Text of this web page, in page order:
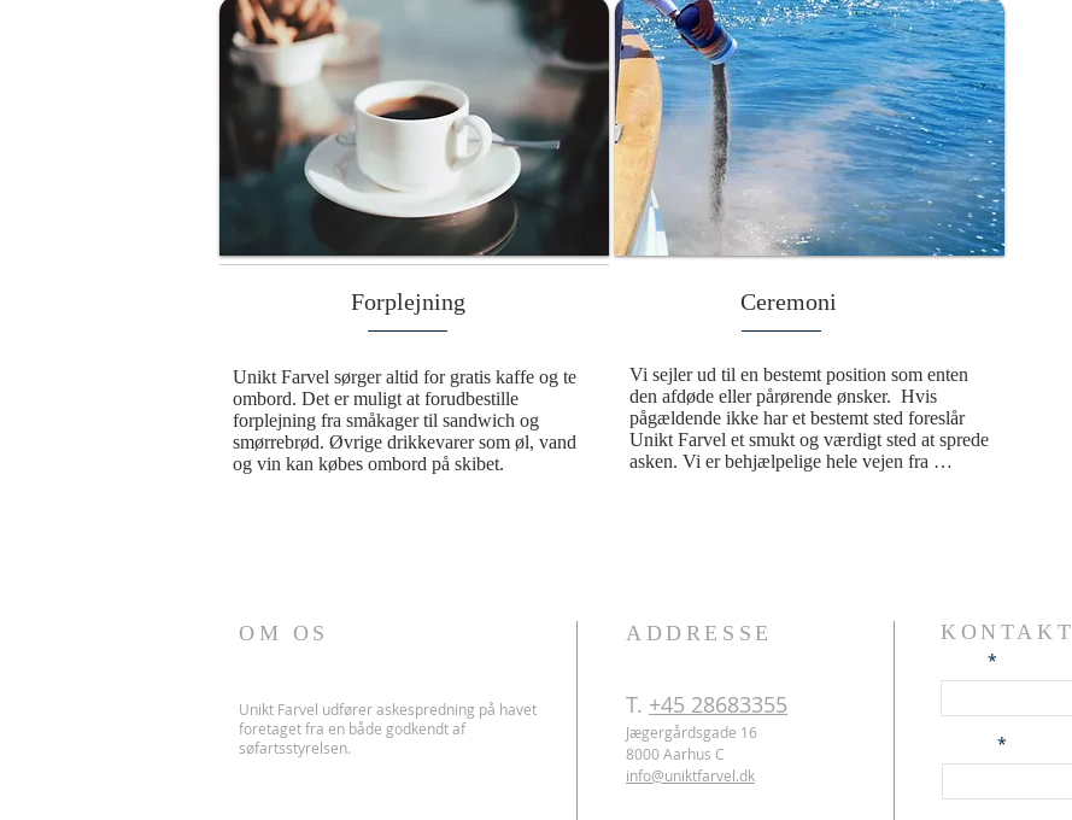
som vugge bliver mindet om den afdøde en del
af havets evige rytme, hvilket skaber en varig
forbindelse til naturen og universet. Det er en
handling, der ikke blot symboliserer
afslutningen på et liv, men også en fortsættelse i
en større sammenhæng, hvor havet omslutter
minderne og holder dem levende.
Forplejning
Unikt Farvel sørger altid for gratis kaffe og te
ombord. Det er muligt at forudbestille
forplejning fra småkager til sandwich og
smørrebrød. Øvrige drikkevarer som øl, vand
og vin kan købes ombord på skibet.
Ceremoni
Vi sejler ud til en bestemt position som enten
den afdøde eller pårørende ønsker.  Hvis
pågældende ikke har et bestemt sted foreslår
Unikt Farvel et smukt og værdigt sted at sprede
asken. Vi er behjælpelige hele vejen fra
OM OS
Unikt Farvel udfører askespredning på havet
foretaget fra en både godkendt af
søfartsstyrelsen.
ADDRESSE
T. +45 28683355
Jægergårdsgade 16
8000 Aarhus C
info@uniktfarvel.dk
KONTAKT